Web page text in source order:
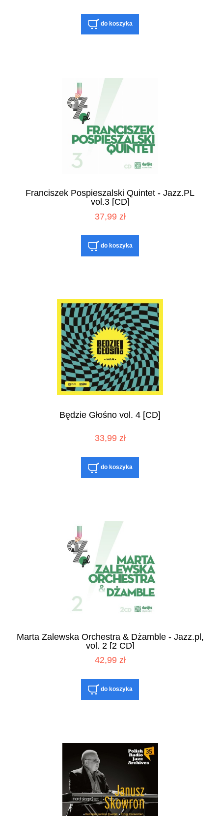
do koszyka
Franciszek Pospieszalski Quintet - Jazz.PL
vol.3 [CD]
37,99 zł
do koszyka
Będzie Głośno vol. 4 [CD]
33,99 zł
do koszyka
Marta Zalewska Orchestra & Dżamble - Jazz.pl,
vol. 2 [2 CD]
42,99 zł
do koszyka